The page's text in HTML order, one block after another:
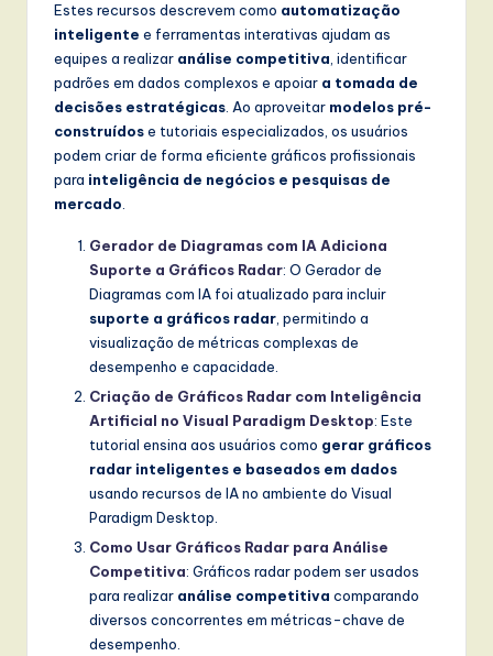
Estes recursos descrevem como automatização
inteligente e ferramentas interativas ajudam as
equipes a realizar análise competitiva , identificar
padrões em dados complexos e apoiar a tomada de
decisões estratégicas . Ao aproveitar modelos pré-
construídose tutoriais especializados, os usuários
podem criar de forma eficiente gráficos profissionais
para inteligência de negócios e pesquisas de
mercado
Gerador de Diagramas com IA Adiciona
Suporte a Gráficos Radar: O Gerador de
Diagramas com IA foi atualizado para incluir
suporte a gráficos radar , permitindo a
visualização de métricas complexas de
desempenho e capacidade.
Criação de Gráficos Radar com Inteligência
Artificial no Visual Paradigm Desktop: Este
tutorial ensina aos usuários como gerar gráficos
radar inteligentes e baseados em dados
usando recursos de IA no ambiente do Visual
Paradigm Desktop.
Como Usar Gráficos Radar para Análise
Competitiva: Gráficos radar podem ser usados
para realizar análise competitiva comparando
diversos concorrentes em métricas-chave de
desempenho.